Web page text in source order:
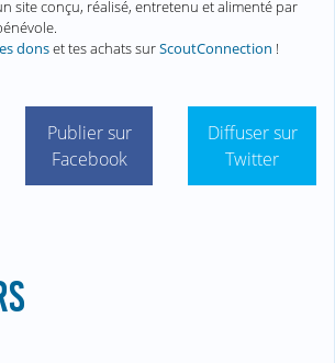
site conçu, réalisé, entretenu et alimenté par
donset tes achats surScoutConnection !
Publier sur
Facebook
Diffuser sur
Twitter